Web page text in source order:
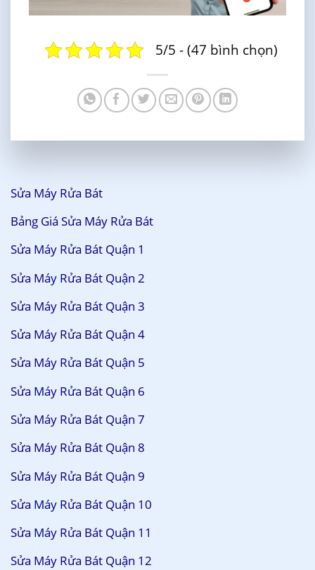
5/5 - (47 bình chọn)
Sửa Máy Rửa Bát
Bảng Giá Sửa Máy Rửa Bát
Sửa Máy Rửa Bát Quận 1
Sửa Máy Rửa Bát Quận 2
Sửa Máy Rửa Bát Quận 3
Sửa Máy Rửa Bát Quận 4
Sửa Máy Rửa Bát Quận 5
Sửa Máy Rửa Bát Quận 6
Sửa Máy Rửa Bát Quận 7
Sửa Máy Rửa Bát Quận 8
Sửa Máy Rửa Bát Quận 9
Sửa Máy Rửa Bát Quận 10
Sửa Máy Rửa Bát Quận 11
Sửa Máy Rửa Bát Quận 12